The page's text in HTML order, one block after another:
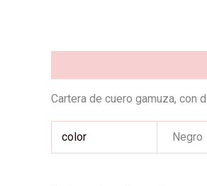
Cartera de cuero gamuza, con
color Negro